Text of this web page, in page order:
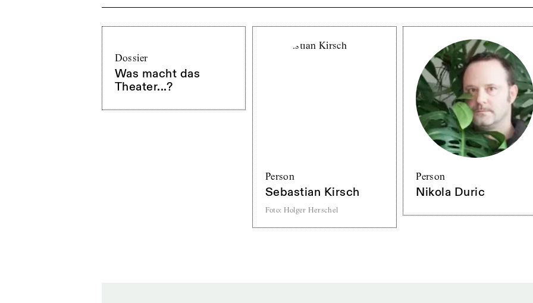
Dossier
Was macht das
Theater...?
Person
Sebastian Kirsch
Foto: Holger Herschel
Person
Nikola Duric